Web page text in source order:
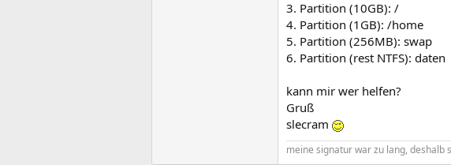
3. Partition (10GB): /
4. Partition (1GB): /home
5. Partition (256MB): swap
6. Partition (rest NTFS): daten
kann mir wer helfen?
Gruß
slecram
meine signatur war zu lang, deshalb